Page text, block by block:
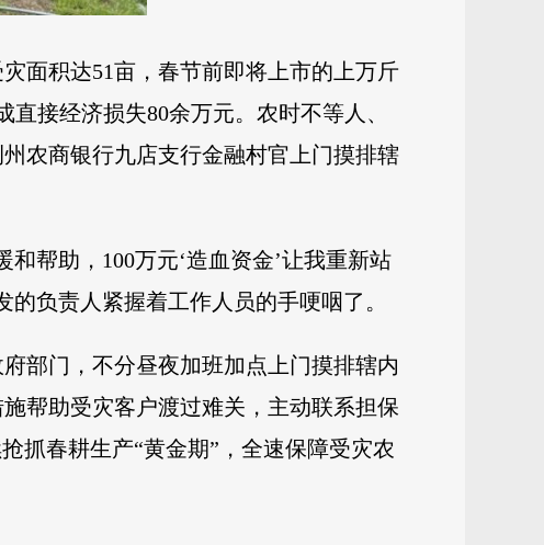
面积达51亩，春节前即将上市的上万斤
接经济损失80余万元。农时不等人、
农商银行九店支行金融村官上门摸排辖
帮助，100万元‘造血资金’让我重新站
负责人紧握着工作人员的手哽咽了。
部门，不分昼夜加班加点上门摸排辖内
帮助受灾客户渡过难关，主动联系担保
抓春耕生产“黄金期”，全速保障受灾农